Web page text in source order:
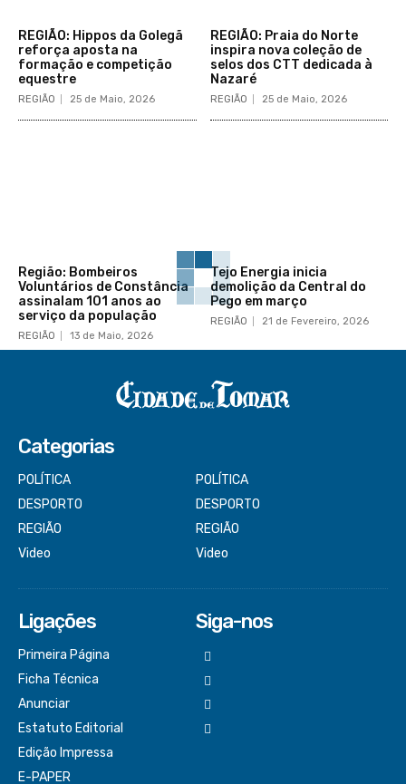
REGIÃO: Hippos da Golegã
reforça aposta na
formação e competição
equestre
REGIÃO 25 de Maio, 2026
REGIÃO: Praia do Norte
inspira nova coleção de
selos dos CTT dedicada à
Nazaré
REGIÃO 25 de Maio, 2026
Região: Bombeiros
Voluntários de Constância
assinalam 101 anos ao
serviço da população
REGIÃO 13 de Maio, 2026
Tejo Energia inicia
demolição da Central do
Pego em março
REGIÃO 21 de Fevereiro, 2026
Categorias
POLÍTICA
DESPORTO
REGIÃO
Video
POLÍTICA
DESPORTO
REGIÃO
Video
Ligações
Primeira Página
Ficha Técnica
Anunciar
Estatuto Editorial
Edição Impressa
E-PAPER
Siga-nos